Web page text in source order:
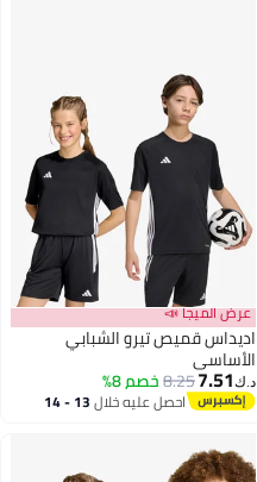
عرض الميجا 📣
اديداس قميص تيرو الشبابي
الأساسي
د.ك‏7.51
8.25خصم 8%
احصل عليه خلال 13 - 14